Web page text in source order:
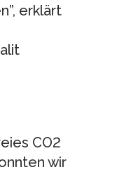
erklärt
CO2
wir